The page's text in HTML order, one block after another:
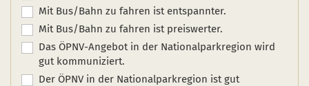
Mit Bus/Bahn zu fahren ist entspannter.
Mit Bus/Bahn zu fahren ist preiswerter.
Das ÖPNV-Angebot in der Nationalparkregion wird
gut kommuniziert.
Der ÖPNV in der Nationalparkregion ist gut